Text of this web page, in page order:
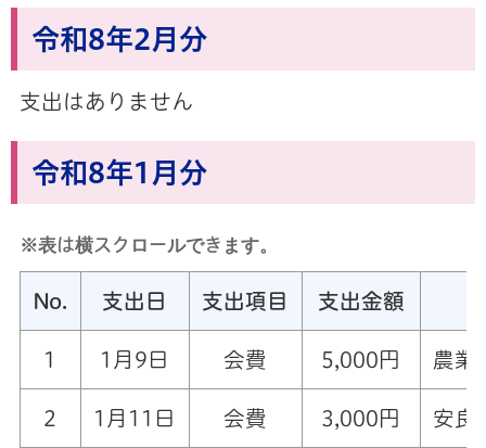
令和8年2月分
支出はありません
令和8年1月分
※表は横スクロールできます。
No. 支出日 支出項目 支出金額
1 1月9日 会費 5,000円 農業
2 1月11日 会費 3,000円 安良